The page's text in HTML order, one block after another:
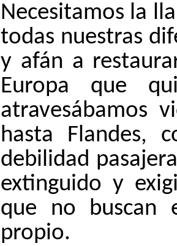
Necesitamos la
todas nuestras
y afán a
Europa que
atravesábamos
hasta Flandes,
debilidad
extinguido y
que no buscan
propio.